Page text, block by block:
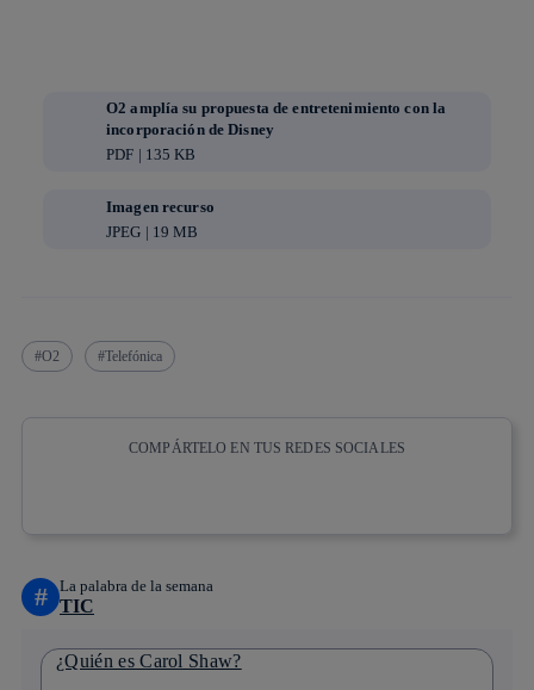
O2 amplía su propuesta de entretenimiento con la
incorporación de Disney
PDF | 135 KB
Imagen recurso
JPEG | 19 MB
O2 Telefónica
COMPÁRTELO EN TUS REDES SOCIALES
# La palabra de la semana
TIC
¿Quién es Carol Shaw?